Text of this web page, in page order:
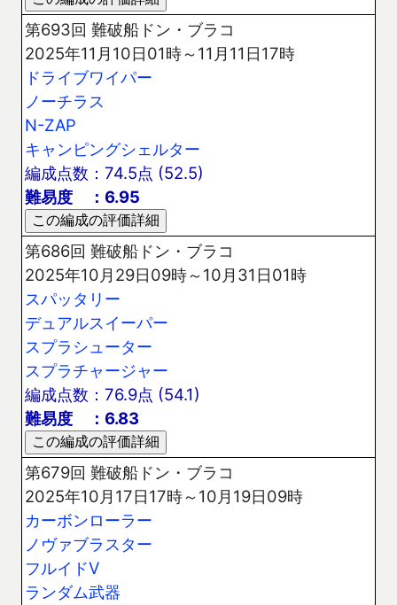
第693回 難破船ドン・ブラコ
2025年11月10日01時～11月11日17時
ドライブワイパー
ノーチラス
N-ZAP
キャンピングシェルター
編成点数：74.5点 (52.5)
難易度 ：6.95
第686回 難破船ドン・ブラコ
2025年10月29日09時～10月31日01時
スパッタリー
デュアルスイーパー
スプラシューター
スプラチャージャー
編成点数：76.9点 (54.1)
難易度 ：6.83
第679回 難破船ドン・ブラコ
2025年10月17日17時～10月19日09時
カーボンローラー
ノヴァブラスター
フルイドV
ランダム武器